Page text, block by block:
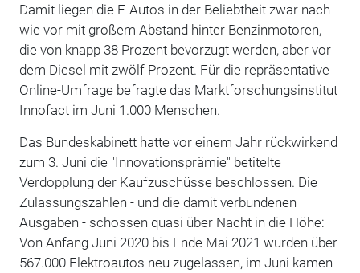
Damit liegen die E-Autos in der Beliebtheit zwar nach
wie vor mit großem Abstand hinter Benzinmotoren,
die von knapp 38 Prozent bevorzugt werden, aber vor
dem Diesel mit zwölf Prozent. Für die repräsentative
Online-Umfrage befragte das Marktforschungsinstitut
Innofact im Juni 1.000 Menschen.
Das Bundeskabinett hatte vor einem Jahr rückwirkend
zum 3. Juni die "Innovationsprämie" betitelte
Verdopplung der Kaufzuschüsse beschlossen. Die
Zulassungszahlen - und die damit verbundenen
Ausgaben - schossen quasi über Nacht in die Höhe:
Von Anfang Juni 2020 bis Ende Mai 2021 wurden über
567.000 Elektroautos neu zugelassen, im Juni kamen